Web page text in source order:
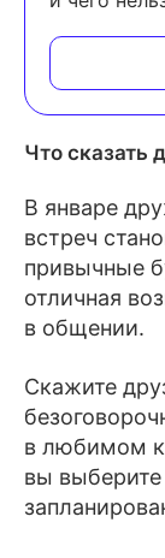
Что сказать
В январе
встреч
привычные
отличная
в общении.
Скажите
в любимом
вы